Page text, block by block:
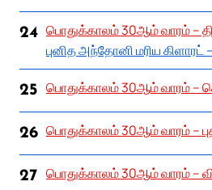
24 பொதுக்காலம் 30ஆம் வாரம் –
புனித அந்தோனி மரிய கிளாரட்
25 பொதுக்காலம் 30ஆம் வாரம் –
26 பொதுக்காலம் 30ஆம் வாரம் –
27 பொதுக்காலம் 30ஆம் வாரம் –